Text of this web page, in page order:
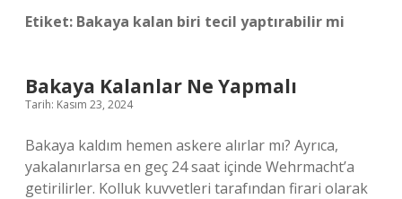
Etiket: Bakaya kalan biri tecil yaptırabilir mi
Bakaya Kalanlar Ne Yapmalı
Tarih: Kasım 23, 2024
Bakaya kaldım hemen askere alırlar mı? Ayrıca,
yakalanırlarsa en geç 24 saat içinde Wehrmacht’a
getirilirler. Kolluk kuvvetleri tarafından firari olarak